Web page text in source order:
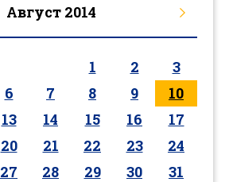
Август 2014
1 2
3
6 7 8 9
10
13 14 15 16
17
20 21 22 23
24
27 28 29 30 31